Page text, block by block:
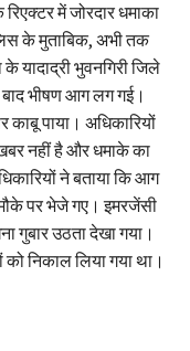
में जोरदार धमाका
के मुताबिक, अभी तक
यादाद्री भुवनगिरी जिले
भीषण आग लग गई।
पाया। अधिकारियों
नहीं है और धमाके का
ने बताया कि आग
पर भेजे गए। इमरजेंसी
गुबार उठता देखा गया।
निकाल लिया गया था।